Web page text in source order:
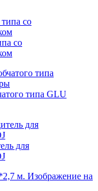
со
типа GLU
для